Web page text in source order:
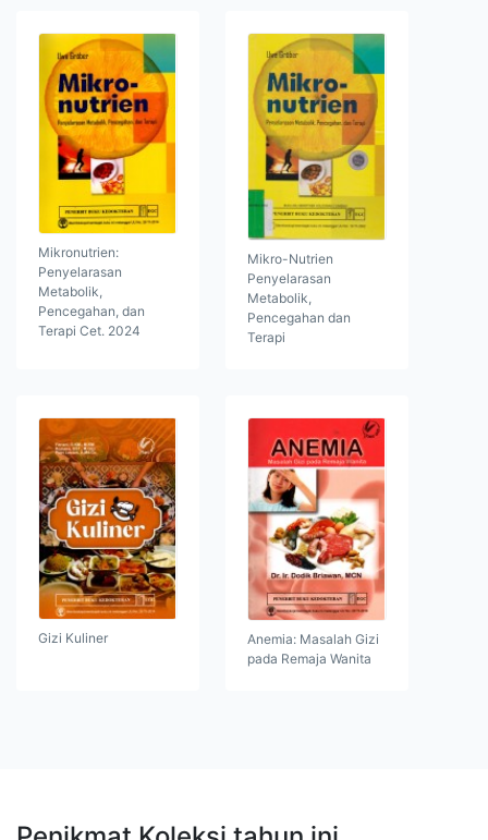
Mikronutrien:
Penyelarasan
Metabolik,
Pencegahan, dan
Terapi Cet. 2024
Mikro-Nutrien
Penyelarasan
Metabolik,
Pencegahan dan
Terapi
Gizi Kuliner
Anemia: Masalah Gizi
pada Remaja Wanita